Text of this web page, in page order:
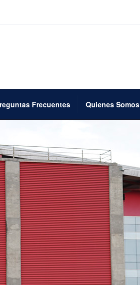
Frecuentes Quienes Somos